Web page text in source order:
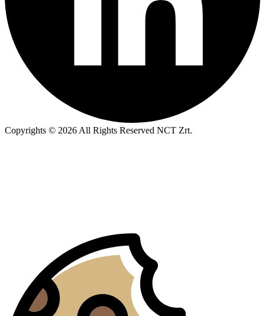
Copyrights © 2026 All Rights Reserved NCT Zrt.